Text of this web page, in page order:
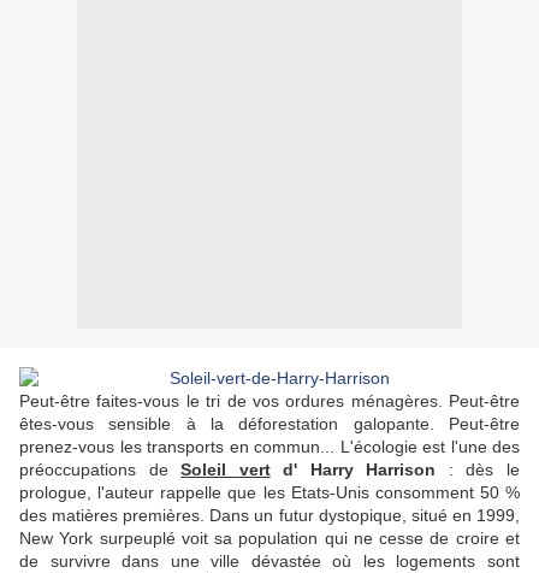
Peut-être faites-vous le tri de vos ordures ménagères. Peut-être
êtes-vous sensible à la déforestation galopante. Peut-être
prenez-vous les transports en commun... L'écologie est l'une des
préoccupations deSoleil vertd' Harry Harrison : dès le
prologue, l'auteur rappelle que les Etats-Unis consomment 50 %
des matières premières. Dans un futur dystopique, situé en 1999,
New York surpeuplé voit sa population qui ne cesse de croire et
de survivre dans une ville dévastée où les logements sont